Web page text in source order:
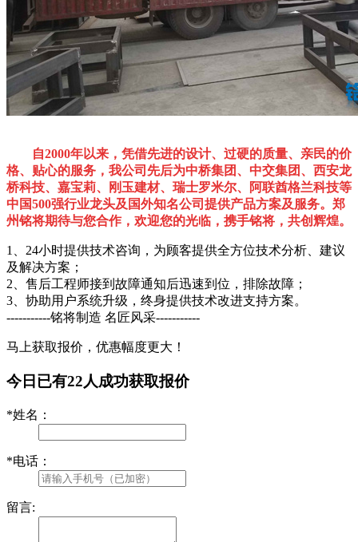
自2000年以来，凭借先进的设计、过硬的质量、亲民的价
格、贴心的服务，我公司先后为中桥集团、中交集团、西安龙
桥科技、嘉宝莉、刚玉建材、瑞士罗米尔、阿联酋格兰科技等
中国500强行业龙头及国外知名公司提供产品方案及服务。郑
州铭将期待与您合作，欢迎您的光临，携手铭将，共创辉煌。
1、24小时提供技术咨询，为顾客提供全方位技术分析、建议
及解决方案；
2、售后工程师接到故障通知后迅速到位，排除故障；
3、协助用户系统升级，终身提供技术改进支持方案。
-----------铭将制造 名匠风采-----------
马上获取报价，优惠幅度更大！
今日已有22人成功获取报价
*姓名：
*电话：
留言: